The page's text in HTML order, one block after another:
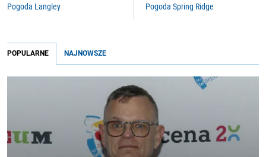
Pogoda Langley Pogoda Spring Ridge
POPULARNE NAJNOWSZE